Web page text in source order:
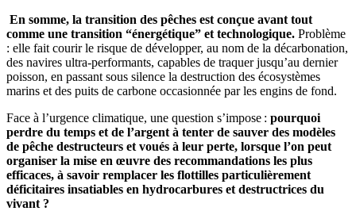
En somme, la transition des pêches est conçue avant tout
comme une transition “énergétique” et technologique. Problème
: elle fait courir le risque de développer, au nom de la décarbonation,
des navires ultra-performants, capables de traquer jusqu’au dernier
poisson, en passant sous silence la destruction des écosystèmes
marins et des puits de carbone occasionnée par les engins de fond.
Face à l’urgence climatique, une question s’impose : pourquoi
perdre du temps et de l’argent à tenter de sauver des modèles
de pêche destructeurs et voués à leur perte, lorsque l’on peut
organiser la mise en œuvre des recommandations les plus
efficaces, à savoir remplacer les flottilles particulièrement
déficitaires insatiables en hydrocarbures et destructrices du
vivant ?